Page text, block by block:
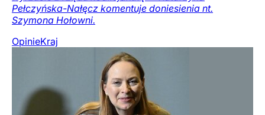
Pełczyńska-Nałęcz komentuje doniesienia nt.
Szymona Hołowni.
OpinieKraj